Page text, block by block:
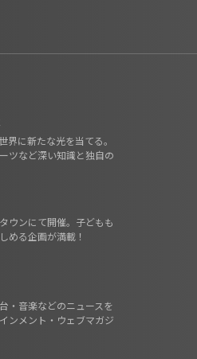
界に新たな光を当てる。
ツなど深い知識と独自の
ウンにて開催。子どもも
める企画が満載！
・音楽などのニュースを
ンメント・ウェブマガジ